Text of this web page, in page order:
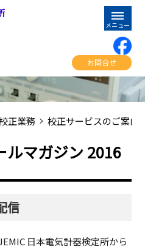
お問合せ
正業務 校正サービスのご案内
ルマガジン 2016
信
本電気計器検定所から